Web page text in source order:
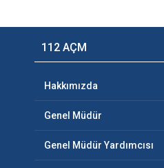
112 AÇM
Hakkımızda
Genel Müdür
Genel Müdür Yardımcısı